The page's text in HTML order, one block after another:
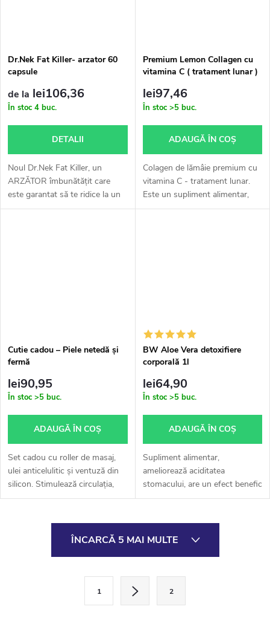
Dr.Nek Fat Killer- arzator 60
capsule
de la lei106,36
În stoc 4 buc.
DETALII
Noul Dr.Nek Fat Killer, un
ARZĂTOR îmbunătățit care
este garantat să te ridice la un
nivel superior. Susține-ți
Premium Lemon Collagen cu
vitamina C ( tratament lunar )
lei97,46
În stoc >5 buc.
ADAUGĂ ÎN COŞ
Colagen de lămâie premium cu
vitamina C - tratament lunar.
Este un supliment alimentar,
colagen marin hidrolizat pentru
Cutie cadou – Piele netedă și
fermă
lei90,95
În stoc >5 buc.
ADAUGĂ ÎN COŞ
Set cadou cu roller de masaj,
ulei anticelulitic și ventuză din
silicon. Stimulează circulația,
netezește pielea și reduce
BW Aloe Vera detoxifiere
corporală 1l
lei64,90
În stoc >5 buc.
ADAUGĂ ÎN COŞ
Supliment alimentar,
ameliorează aciditatea
stomacului, are un efect benefic
asupra sistemului digestiv,
nivelului de zahăr din sânge,
susține...
ÎNCARCĂ 5 MAI MULTE
1 2